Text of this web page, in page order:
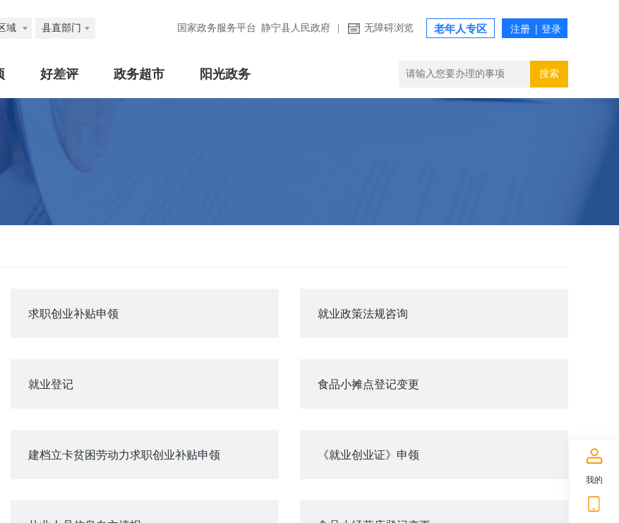
域 县直部门 国家政务服务平台 静宁县人民政府 无障碍浏览 老年人专区
好差评 政务超市 阳光政务 搜索
求职创业补贴申领 就业政策法规咨询
就业登记 食品小摊点登记变更
建档立卡贫困劳动力求职创业补贴申领 《就业创业证》申领
我的